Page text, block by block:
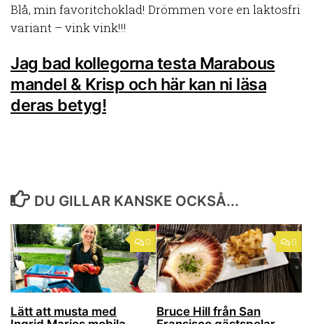
Blå, min favoritchoklad! Drömmen vore en laktosfri
variant – vink vink!!!
Jag bad kollegorna testa Marabous
mandel & Krisp och här kan ni läsa
deras betyg!
DU GILLAR KANSKE OCKSÅ...
0
Lätt att musta med
0
Bruce Hill från San